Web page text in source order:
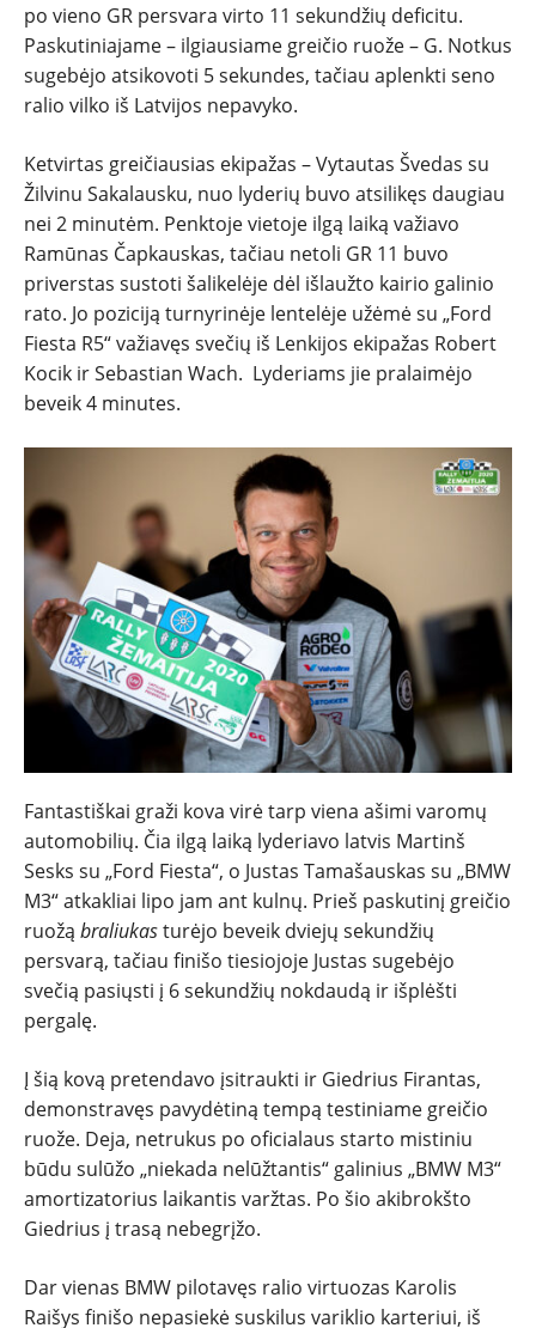
po vieno GR persvara virto 11 sekundžių deficitu.
Paskutiniajame – ilgiausiame greičio ruože – G. Notkus
sugebėjo atsikovoti 5 sekundes, tačiau aplenkti seno
ralio vilko iš Latvijos nepavyko.
Ketvirtas greičiausias ekipažas – Vytautas Švedas su
Žilvinu Sakalausku, nuo lyderių buvo atsilikęs daugiau
nei 2 minutėm. Penktoje vietoje ilgą laiką važiavo
Ramūnas Čapkauskas, tačiau netoli GR 11 buvo
priverstas sustoti šalikelėje dėl išlaužto kairio galinio
rato. Jo poziciją turnyrinėje lentelėje užėmė su „Ford
Fiesta R5“ važiavęs svečių iš Lenkijos ekipažas Robert
Kocik ir Sebastian Wach. Lyderiams jie pralaimėjo
beveik 4 minutes.
Fantastiškai graži kova virė tarp viena ašimi varomų
automobilių. Čia ilgą laiką lyderiavo latvis Martinš
Sesks su „Ford Fiesta“, o Justas Tamašauskas su „BMW
M3“ atkakliai lipo jam ant kulnų. Prieš paskutinį greičio
ruožą braliukasturėjo beveik dviejų sekundžių
persvarą, tačiau finišo tiesiojoje Justas sugebėjo
svečią pasiųsti į 6 sekundžių nokdaudą ir išplėšti
pergalę.
Į šią kovą pretendavo įsitraukti ir Giedrius Firantas,
demonstravęs pavydėtiną tempą testiniame greičio
ruože. Deja, netrukus po oficialaus starto mistiniu
būdu sulūžo „niekada nelūžtantis“ galinius „BMW M3“
amortizatorius laikantis varžtas. Po šio akibrokšto
Giedrius į trasą nebegrįžo.
Dar vienas BMW pilotavęs ralio virtuozas Karolis
Raišys finišo nepasiekė suskilus variklio karteriui, iš